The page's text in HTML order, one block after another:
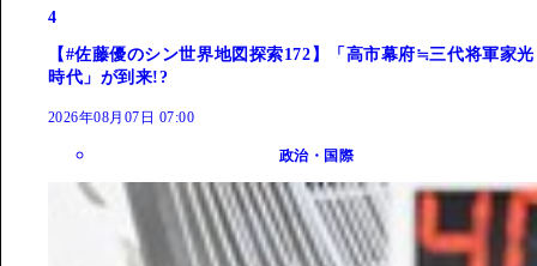
4
【#佐藤優のシン世界地図探索172】「高市幕府≒三代将軍家光
時代」が到来!?
2026年08月07日 07:00
政治・国際